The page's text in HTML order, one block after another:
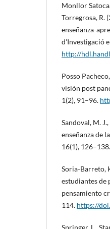
Monllor
Torregrosa, R.
enseñanza-
d'Investigació
http://
Posso
visión post
1(2), 91–96.
Sandoval, M.
enseñanza de
16(1), 126–138.
Soria-Barreto,
estudiantes de
pensamiento
114. https://
Springer, L.,